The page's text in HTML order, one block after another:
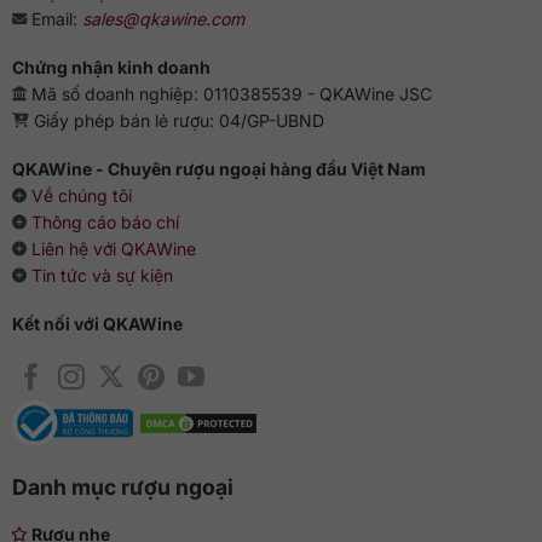
Email: sales@qkawine.com
Chứng nhận kinh doanh
Mã số doanh nghiệp: 0110385539 - QKAWine JSC
Giấy phép bán lẻ rượu: 04/GP-UBND
QKAWine - Chuyên rượu ngoại hàng đầu Việt Nam
Về chúng tôi
Thông cáo báo chí
Liên hệ với QKAWine
Tin tức và sự kiện
Kết nối với QKAWine
Danh mục rượu ngoại
Rượu nhẹ